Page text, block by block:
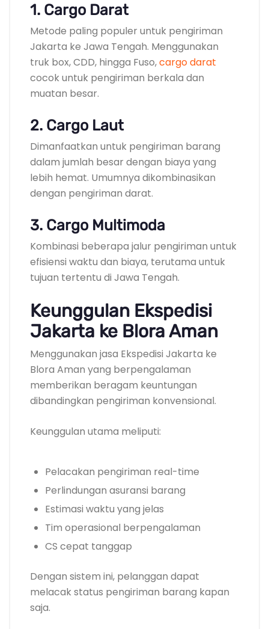
1. Cargo Darat
Metode paling populer untuk pengiriman
Jakarta ke Jawa Tengah. Menggunakan
truk box, CDD, hingga Fuso,cargo darat
cocok untuk pengiriman berkala dan
muatan besar.
2. Cargo Laut
Dimanfaatkan untuk pengiriman barang
dalam jumlah besar dengan biaya yang
lebih hemat. Umumnya dikombinasikan
dengan pengiriman darat.
3. Cargo Multimoda
Kombinasi beberapa jalur pengiriman untuk
efisiensi waktu dan biaya, terutama untuk
tujuan tertentu di Jawa Tengah.
Keunggulan Ekspedisi
Jakarta ke Blora Aman
Menggunakan jasa Ekspedisi Jakarta ke
Blora Aman yang berpengalaman
memberikan beragam keuntungan
dibandingkan pengiriman konvensional.
Keunggulan utama meliputi:
Pelacakan pengiriman real-time
Perlindungan asuransi barang
Estimasi waktu yang jelas
Tim operasional berpengalaman
CS cepat tanggap
Dengan sistem ini, pelanggan dapat
melacak status pengiriman barang kapan
saja.